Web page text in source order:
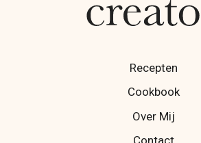
Recepten
Cookbook
Over Mij